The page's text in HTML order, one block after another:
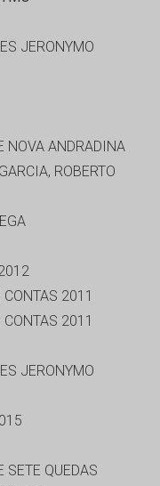
JERONYMO
NOVA ANDRADINA
ROBERTO
2011
2011
JERONYMO
SETE QUEDAS